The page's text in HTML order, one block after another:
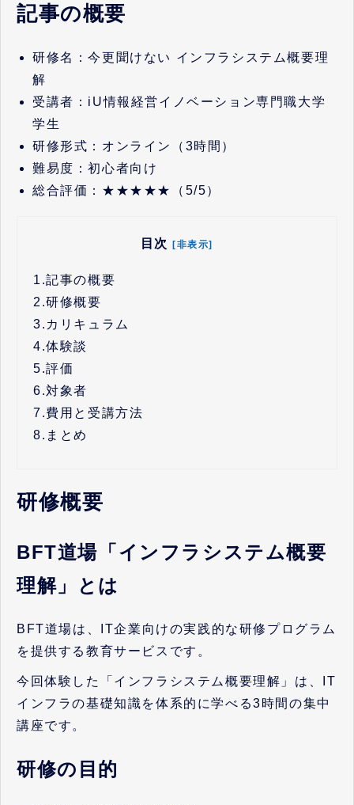
記事の概要
研修名：今更聞けない インフラシステム概要理
解
受講者：iU情報経営イノベーション専門職大学
学生
研修形式：オンライン（3時間）
難易度：初心者向け
総合評価：★★★★★（5/5）
目次 [非表示]
1.記事の概要
2.研修概要
3. カリキュラム
4.体験談
5.評価
6.対象者
7.費用と受講方法
8. まとめ
研修概要
BFT道場「インフラシステム概要
理解」とは
BFT道場は、IT企業向けの実践的な研修プログラム
を提供する教育サービスです。
今回体験した「インフラシステム概要理解」は、IT
インフラの基礎知識を体系的に学べる3時間の集中
講座です。
研修の目的